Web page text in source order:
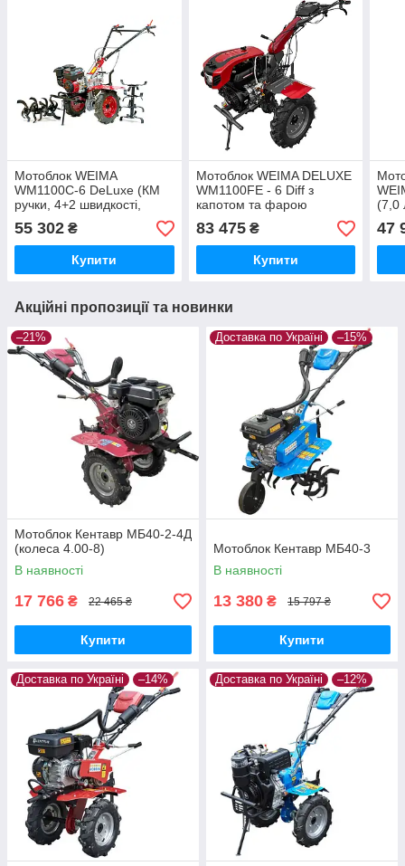
Мотоблок WEIMA
WM1100С-6 DeLuxe (КМ
ручки, 4+2 швидкості,
бензиновий 7,0 л.с.,
колеса 4,00-10)
55 302 ₴
Купити
Мотоблок WEIMA DELUXE
WM1100FE - 6 Diff з
капотом та фарою
(бензин 16 к.с., ел.старт.,
КПП 4+2 скор, 5,00-12)
83 475₴
Купити
(7,0
47
Акційні пропозиції та новинки
–21%
Мотоблок Кентавр МБ40-2-4Д
(колеса 4.00-8)
В наявності
17 766 ₴ 22 465 ₴
Купити
Доставка по Україні –15%
Мотоблок Кентавр МБ40-3
В наявності
13 380 ₴ 15 797 ₴
Купити
Доставка по Україні –14% Доставка по Україні –12%